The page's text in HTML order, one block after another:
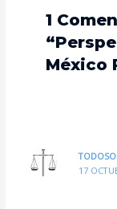
1
México
17